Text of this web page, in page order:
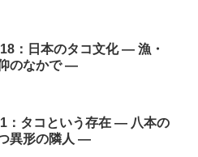
：日本のタコ文化 ― 漁・
のなかで ―
：タコという存在 ― 八本の
異形の隣人 ―